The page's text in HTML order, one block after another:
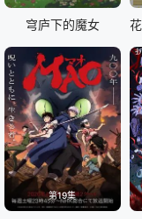
穹庐下的魔女
第19集